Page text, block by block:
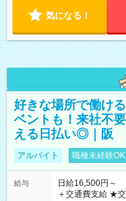
気になる！
好きな場所で働け
ベントも！来社不
える日払い◎｜阪
アルバイト 職種未経験OK
給与
日給16,500円～
＋交通費支給 ★交通費全額支給！ ★日払いOK！（規定あり） ┗